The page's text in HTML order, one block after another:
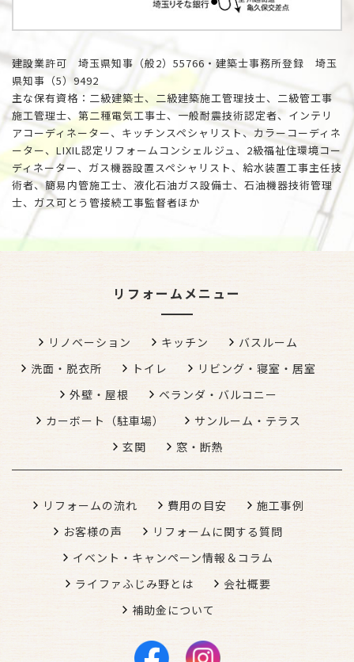
建設業許可 埼玉県知事（般2）55766・建築士事務所登録 埼玉
県知事（5）9492
主な保有資格：二級建築士、二級建築施工管理技士、二級管工事
施工管理士、第二種電気工事士、一般耐震技術認定者、インテリ
アコーディネーター、キッチンスペシャリスト、カラーコーディネ
ーター、LIXIL認定リフォームコンシェルジュ、2級福祉住環境コー
ディネーター、ガス機器設置スペシャリスト、給水装置工事主任技
術者、簡易内管施工士、液化石油ガス設備士、石油機器技術管理
士、ガス可とう管接続工事監督者ほか
リフォームメニュー
リノベーション キッチン
バスルーム
洗面・脱衣所
トイレ
リビング・寝室・居室
外壁・屋根
ベランダ・バルコニー
カーボート（駐車場）
サンルーム・テラス
玄関
窓・断熱
リフォームの流れ 費用の目安
施工事例
お客様の声
リフォームに関する質問
イベント・キャンペーン情報＆コラム
ライファふじみ野とは
会社概要
補助金について